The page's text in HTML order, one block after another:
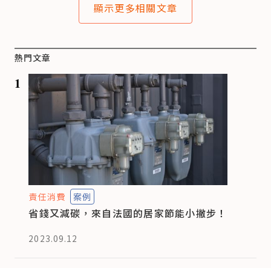
顯示更多相關文章
熱門文章
1
責任消費 案例
省錢又減碳，來自法國的居家節能小撇步！
2023.09.12